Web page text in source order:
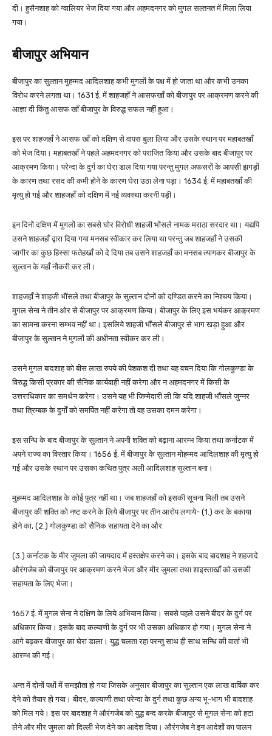
दी। हुसैनशाह को ग्वालियर भेज दिया गया और अहमदनगर को मुगल सल्तनत में मिला लिया
गया।
बीजापुर अभियान
बीजापुर का सुल्तान मुहम्मद आदिलशाह कभी मुगलों के पक्ष में हो जाता था और कभी उनका
विरोध करने लगता था। 1631 ई. में शाहजहाँ ने आसफखाँ को बीजापुर पर आक्रमण करने की
आज्ञा दी किंतु आसफ खाँ बीजापुर के विरुद्ध सफल नहीं हुआ।
इस पर शाहजहाँ ने आसफ खाँ को दक्षिण से वापस बुला लिया और उसके स्थान पर महाबतखाँ
को भेज दिया। महाबतखाँ ने पहले अहमदनगर को पराजित किया और उसके बाद बीजापुर पर
आक्रमण किया। परेन्दा के दुर्ग का घेरा डाल दिया गया परन्तु मुगल अफसरों के आपसी झगड़ों
के कारण तथा रसद की कमी होने के कारण घेरा उठा लेना पड़ा। 1634 ई. में महाबतखाँ की
मृत्यु हो गई और शाहजहाँ को दक्षिण में नई व्यवस्था करनी पड़ी।
इन दिनों दक्षिण में मुगलों का सबसे घोर विरोधी शाहजी भोंसले नामक मराठा सरदार था। यद्यपि
उसने शाहजहाँ द्वारा दिया गया मनसब स्वीकार कर लिया था परन्तु जब शाहजहाँ ने उसकी
जागीर का कुछ हिस्सा फतेहखाँ को दे दिया तब उसने शाहजहाँ का मनसब त्यागकर बीजापुर के
सुल्तान के यहाँ नौकरी कर ली।
शाहजहाँ ने शाहजी भौंसले तथा बीजापुर के सुल्तान दोनों को दण्डित करने का निश्चय किया।
मुगल सेना ने तीन ओर से बीजापुर पर आक्रमण किया। बीजापुर के लिए इस भयंकर आक्रमण
का सामना करना सम्भव नहीं था। इसलिये शाहजी भौंसले बीजापुर से भाग खड़ा हुआ और
बीजापुर के सुल्तान ने मुगलों की अधीनता स्वीकर कर ली।
उसने मुगल बादशाह को बीस लाख रुपये की पेशकश दी तथा यह वचन दिया कि गोलकुण्डा के
विरुद्ध किसी प्रकार की सैनिक कार्यवाही नहीं करेगा और न अहमदनगर में किसी के
उत्तराधिकार का समर्थन करेगा। उसने यह भी जिम्मेदारी ली कि यदि शाहजी भौंसले जुन्नर
तथा त्रिम्बक के दुर्गों को समर्पित नहीं करेगा तो वह उसका दमन करेगा।
इस सन्धि के बाद बीजापुर के सुल्तान ने अपनी शक्ति को बढ़ाना आरम्भ किया तथा कर्नाटक में
अपने राज्य का विस्तार किया। 1656 ई. में बीजापुर केे सुल्तान मोहम्मद आदिलशाह की मृत्यु हो
गई और उसके स्थान पर उसका कथित पुत्र अली आदिलशाह सुल्तान बना।
मुहम्मद आदिलशाह के कोई पुत्र नहीं था। जब शाहजहाँ को इसकी सूचना मिली तब उसने
बीजापुर की शक्ति को नष्ट करने के लिये बीजापुर पर तीन आरोप लगाये- (1.) कर के बकाया
होने का, (2.) गोलकुण्डा को सैनिक सहायता देने का और
(3.) कर्नाटक के मीर जुमला की जायदाद में हस्तक्षेप करने का। इसके बाद बादशाह ने शहजादे
औरंगजेब को बीजापुर पर आक्रमण करने भेजा और मीर जुमला तथा शाइस्ताखाँ को उसकी
सहायता के लिए भेजा।
1657 ई. में मुगल सेना ने दक्षिण के लिये अभियान किया। सबसे पहले उसने बीदर के दुर्ग पर
अधिकार किया। इसके बाद कल्याणी के दुर्ग पर भी उसका अधिकार हो गया। मुगल सेना ने
आगे बढ़कर बीजापुर का घेरा डाला। युद्ध चलता रहा परन्तु साथ ही साथ सन्धि की वार्ता भी
आरम्भ की गई।
अन्त में दोनों पक्षों में समझौता हो गया जिसके अनुसार बीजापुर का सुल्तान एक लाख वार्षिक कर
देने को तैयार हो गया। बीदर, कल्याणी तथा परेन्दा के दुर्ग तथा कुछ अन्य भू-भाग भी बादशाह
को मिल गये। इस पर बादशाह ने औरंगजेब को युद्ध बन्द करके बीजापुर से मुगल सेना को हटा
लेने और मीर जुमला को दिल्ली भेज देने का आदेश दिया। औरंगजेब ने इन आदेशों का पालन